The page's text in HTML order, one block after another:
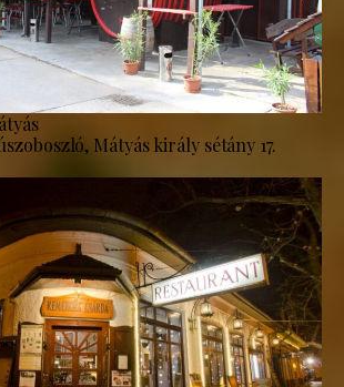
Mátyás király sétány 17.